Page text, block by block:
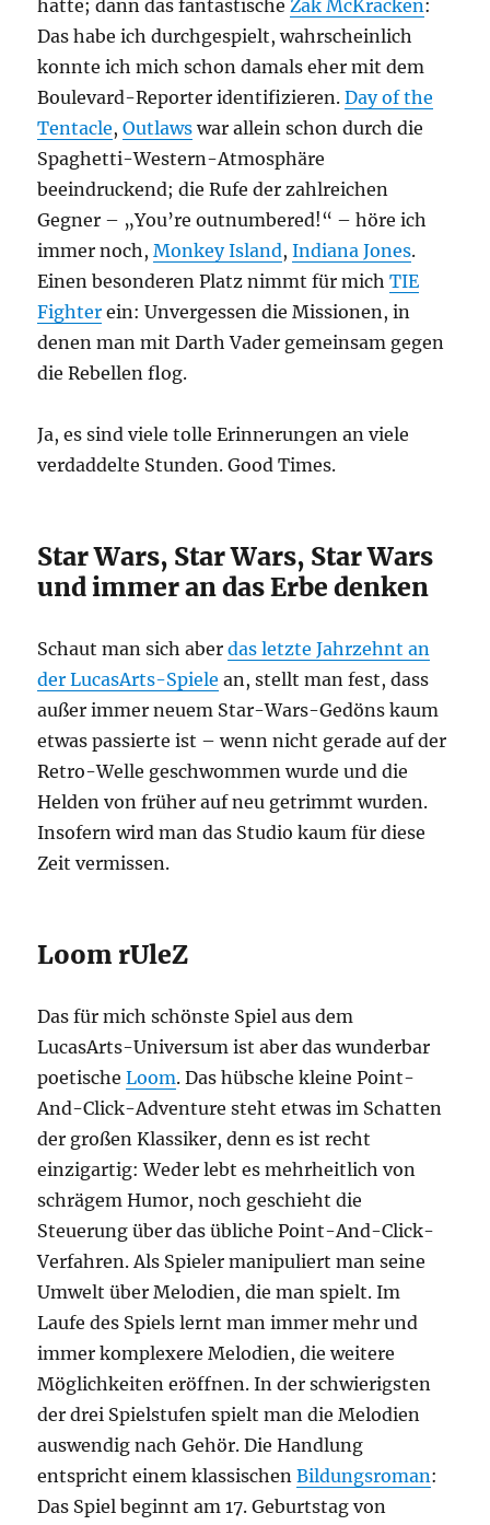
hatte; dann das fantastischeZak McKracken:
Das habe ich durchgespielt, wahrscheinlich
konnte ich mich schon damals eher mit dem
Boulevard-Reporter identifizieren.Day of the
Tentacle,Outlaws war allein schon durch die
Spaghetti-Western-Atmosphäre
beeindruckend; die Rufe der zahlreichen
Gegner – „You’re outnumbered!“ – höre ich
immer noch,Monkey Island,Indiana Jones.
Einen besonderen Platz nimmt für michTIE
Fighter ein: Unvergessen die Missionen, in
denen man mit Darth Vader gemeinsam gegen
die Rebellen flog.
Ja, es sind viele tolle Erinnerungen an viele
verdaddelte Stunden. Good Times.
Star Wars, Star Wars, Star Wars
und immer an das Erbe denken
Schaut man sich aberdas letzte Jahrzehnt an
der LucasArts-Spiele an, stellt man fest, dass
außer immer neuem Star-Wars-Gedöns kaum
etwas passierte ist – wenn nicht gerade auf der
Retro-Welle geschwommen wurde und die
Helden von früher auf neu getrimmt wurden.
Insofern wird man das Studio kaum für diese
Zeit vermissen.
Loom rUleZ
Das für mich schönste Spiel aus dem
LucasArts-Universum ist aber das wunderbar
poetischeLoom. Das hübsche kleine Point-
And-Click-Adventure steht etwas im Schatten
der großen Klassiker, denn es ist recht
einzigartig: Weder lebt es mehrheitlich von
schrägem Humor, noch geschieht die
Steuerung über das übliche Point-And-Click-
Verfahren. Als Spieler manipuliert man seine
Umwelt über Melodien, die man spielt. Im
Laufe des Spiels lernt man immer mehr und
immer komplexere Melodien, die weitere
Möglichkeiten eröffnen. In der schwierigsten
der drei Spielstufen spielt man die Melodien
auswendig nach Gehör. Die Handlung
entspricht einem klassischenBildungsroman:
Das Spiel beginnt am 17. Geburtstag von